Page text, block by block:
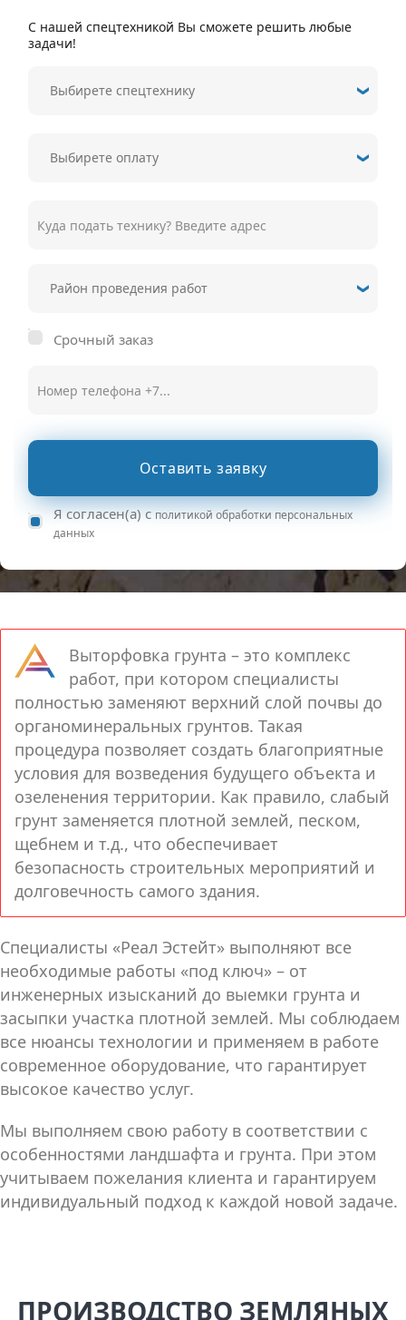
С нашей спецтехникой Вы сможете решить любые
задачи!
Срочный заказ
Оставить заявку
Я согласен(а) сполитикой обработки персональных
данных
Выторфовка грунта – это комплекс
работ, при котором специалисты
полностью заменяют верхний слой почвы до
органоминеральных грунтов. Такая
процедура позволяет создать благоприятные
условия для возведения будущего объекта и
озеленения территории. Как правило, слабый
грунт заменяется плотной землей, песком,
щебнем и т.д., что обеспечивает
безопасность строительных мероприятий и
долговечность самого здания.
Специалисты «Реал Эстейт» выполняют все
необходимые работы «под ключ» – от
инженерных изысканий до выемки грунта и
засыпки участка плотной землей. Мы соблюдаем
все нюансы технологии и применяем в работе
современное оборудование, что гарантирует
высокое качество услуг.
Мы выполняем свою работу в соответствии с
особенностями ландшафта и грунта. При этом
учитываем пожелания клиента и гарантируем
индивидуальный подход к каждой новой задаче.
ПРОИЗВОДСТВО ЗЕМЛЯНЫХ